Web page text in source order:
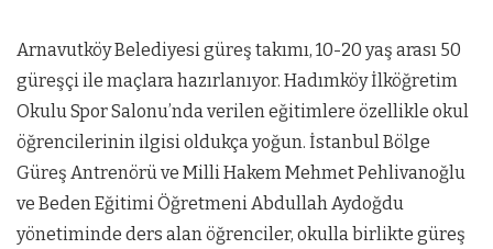
Arnavutköy Belediyesi güreş takımı, 10-20 yaş arası 50
güreşçi ile maçlara hazırlanıyor. Hadımköy İlköğretim
Okulu Spor Salonu’nda verilen eğitimlere özellikle okul
öğrencilerinin ilgisi oldukça yoğun. İstanbul Bölge
Güreş Antrenörü ve Milli Hakem Mehmet Pehlivanoğlu
ve Beden Eğitimi Öğretmeni Abdullah Aydoğdu
yönetiminde ders alan öğrenciler, okulla birlikte güreş